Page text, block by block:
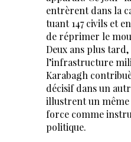
entrèrent dans la
tuant 147 civils et
de réprimer le
Deux ans plus
l’infrastructure
Karabagh
décisif dans un
illustrent un même
force comme
politique.